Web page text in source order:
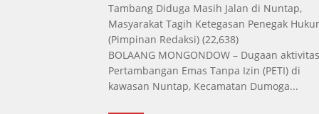
Tambang Diduga Masih Jalan di Nuntap,
Masyarakat Tagih Ketegasan Penegak
(Pimpinan Redaksi) (22,638)
BOLAANG MONGONDOW – Dugaan aktivitas
Pertambangan Emas Tanpa Izin (PETI) di
kawasan Nuntap, Kecamatan Dumoga...